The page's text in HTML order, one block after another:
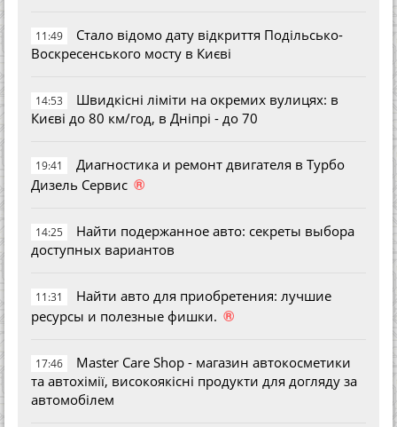
11:49
Стало відомо дату відкриття Подільсько-
Воскресенського мосту в Києві
14:53
Швидкісні ліміти на окремих вулицях: в
Києві до 80 км/год, в Дніпрі - до 70
19:41
Диагностика и ремонт двигателя в Турбо
Дизель Сервис ®
14:25
Найти подержанное авто: секреты выбора
доступных вариантов
11:31
Найти авто для приобретения: лучшие
ресурсы и полезные фишки. ®
17:46
Master Care Shop - магазин автокосметики
та автохімії, високоякісні продукти для догляду за
автомобілем